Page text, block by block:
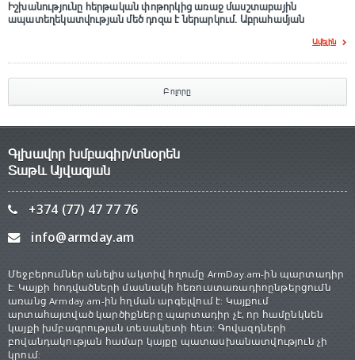
Իշխանությունը հերթական փոթորկից առաջ մասշտաբային
ապատեղեկատվության մեծ դnզա է ներարկում․ Աբրահամյան
Ավելին
Բոլորը
Գլխավոր խմբագիր/տնօրեն
Տաթև Այվազյան
+374 (77) 47 77 76
info@armday.am
Մեջբերումներ անելիս ակտիվ հղումը ArmDay.am-ին պարտադիր
է: Կայքի հոդվածների մասնակի հեռուստառադիոընթերցումն
առանց Armday.am-ին հղման արգելվում է: Կայքում
արտահայտված կարծիքները պարտադիր չէ, որ համընկնեն
կայքի խմբագրության տեսակետի հետ: Գովազդների
բովանդակության համար կայքը պատասխանատվություն չի
կրում: